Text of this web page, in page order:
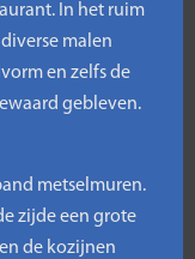
In het ruim
malen
en zelfs de
gebleven.
metselmuren.
zijde een grote
de kozijnen